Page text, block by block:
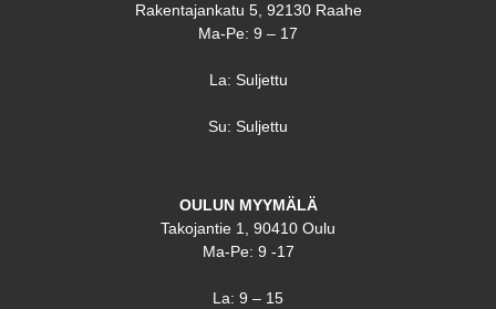
Rakentajankatu 5, 92130 Raahe
Ma-Pe: 9 – 17
La: Suljettu
Su: Suljettu
OULUN MYYMÄLÄ
Takojantie 1, 90410 Oulu
Ma-Pe: 9 -17
La: 9 – 15